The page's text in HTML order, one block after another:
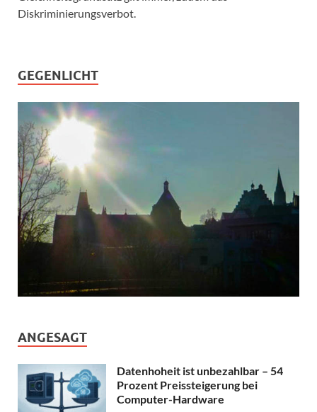
Diskriminierungsverbot.
GEGENLICHT
ANGESAGT
Datenhoheit ist unbezahlbar – 54
Prozent Preissteigerung bei
Computer-Hardware